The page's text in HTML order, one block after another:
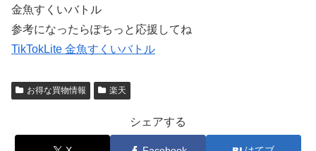
金魚すくいバトル
参考になったらぽちっと応援してね
TikTokLite 金魚すくいバトル
お得な買物情報 楽天
シェアする